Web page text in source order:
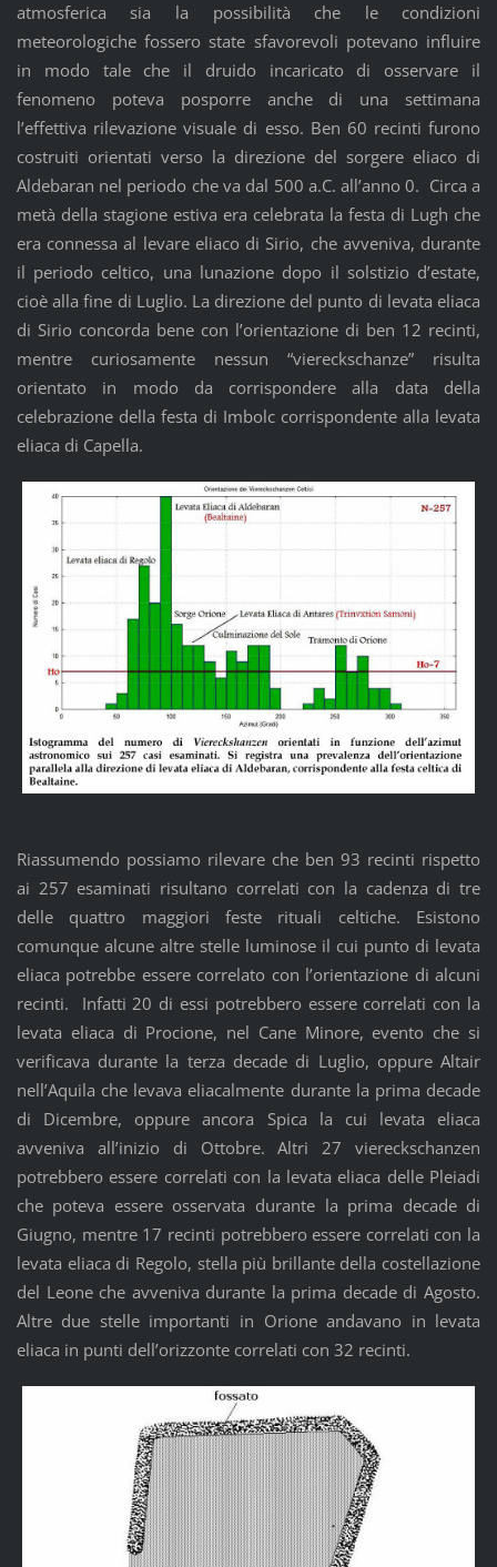
atmosferica sia la possibilità che le condizioni
meteorologiche fossero state sfavorevoli potevano influire
in modo tale che il druido incaricato di osservare il
fenomeno poteva posporre anche di una settimana
l’effettiva rilevazione visuale di esso. Ben 60 recinti furono
costruiti orientati verso la direzione del sorgere eliaco di
Aldebaran nel periodo che va dal 500 a.C. all’anno 0. Circa a
metà della stagione estiva era celebrata la festa di Lugh che
era connessa al levare eliaco di Sirio, che avveniva, durante
il periodo celtico, una lunazione dopo il solstizio d’estate,
cioè alla fine di Luglio. La direzione del punto di levata eliaca
di Sirio concorda bene con l’orientazione di ben 12 recinti,
mentre curiosamente nessun “viereckschanze” risulta
orientato in modo da corrispondere alla data della
celebrazione della festa di Imbolc corrispondente alla levata
eliaca di Capella.
Riassumendo possiamo rilevare che ben 93 recinti rispetto
ai 257 esaminati risultano correlati con la cadenza di tre
delle quattro maggiori feste rituali celtiche. Esistono
comunque alcune altre stelle luminose il cui punto di levata
eliaca potrebbe essere correlato con l’orientazione di alcuni
recinti. Infatti 20 di essi potrebbero essere correlati con la
levata eliaca di Procione, nel Cane Minore, evento che si
verificava durante la terza decade di Luglio, oppure Altair
nell’Aquila che levava eliacalmente durante la prima decade
di Dicembre, oppure ancora Spica la cui levata eliaca
avveniva all’inizio di Ottobre. Altri 27 viereckschanzen
potrebbero essere correlati con la levata eliaca delle Pleiadi
che poteva essere osservata durante la prima decade di
Giugno, mentre 17 recinti potrebbero essere correlati con la
levata eliaca di Regolo, stella più brillante della costellazione
del Leone che avveniva durante la prima decade di Agosto.
Altre due stelle importanti in Orione andavano in levata
eliaca in punti dell’orizzonte correlati con 32 recinti.